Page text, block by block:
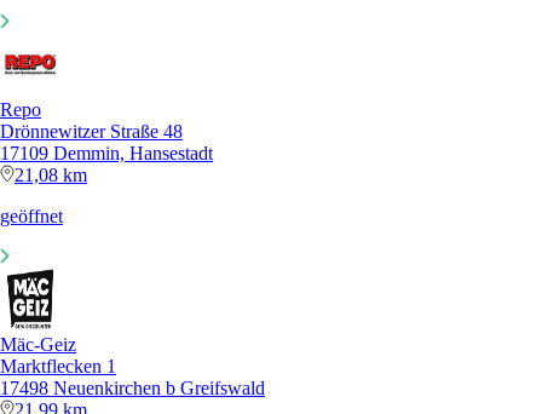
Repo
Drönnewitzer Straße 48
17109 Demmin, Hansestadt
21,08 km
geöffnet
Mäc-Geiz
Marktflecken 1
17498 Neuenkirchen b Greifswald
21,99 km